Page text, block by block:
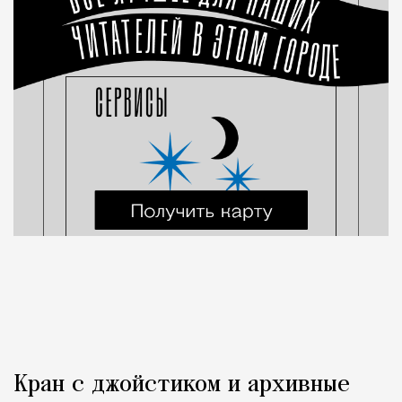
Кран с джойстиком и архивные